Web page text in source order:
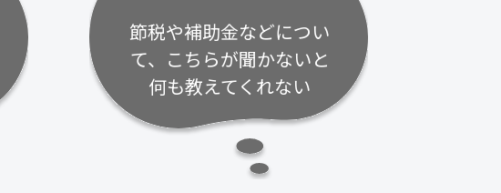
節税や補助金などについ
て、こちらが聞かないと
何も教えてくれない